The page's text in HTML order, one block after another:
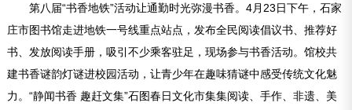
第八届“书香地铁”活动让通勤时光弥漫书香。4月23日下午，石家
庄市图书馆走进地铁一号线重点站点，发布全民阅读倡议书、推荐好
书、发放阅读手册，吸引不少乘客驻足，现场参与书香活动。馆校共
建书香谜韵灯谜进校园活动，让青少年在趣味猜谜中感受传统文化魅
力。“静闻书香 趣赶文集”石图春日文化市集集阅读、手作、非遗、美